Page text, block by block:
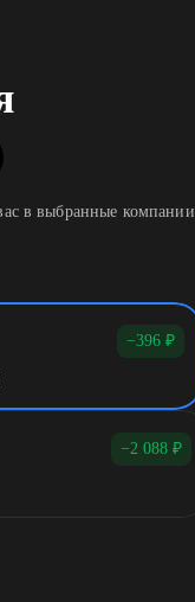
в выбранные компании
−396 ₽
−2 088 ₽